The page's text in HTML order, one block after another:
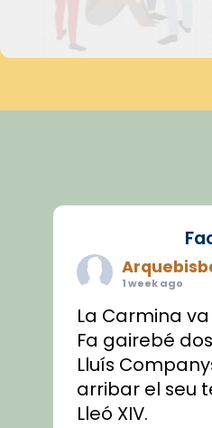
1 week ago
La Carmina
Fa gairebé
Lluís
arribar el seu
Lleó XIV.